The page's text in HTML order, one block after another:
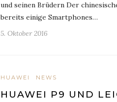
und seinen Brüdern Der
bereits einige Smartphones…
5. Oktober 2016
HUAWEI NEWS
HUAWEI P9 UND